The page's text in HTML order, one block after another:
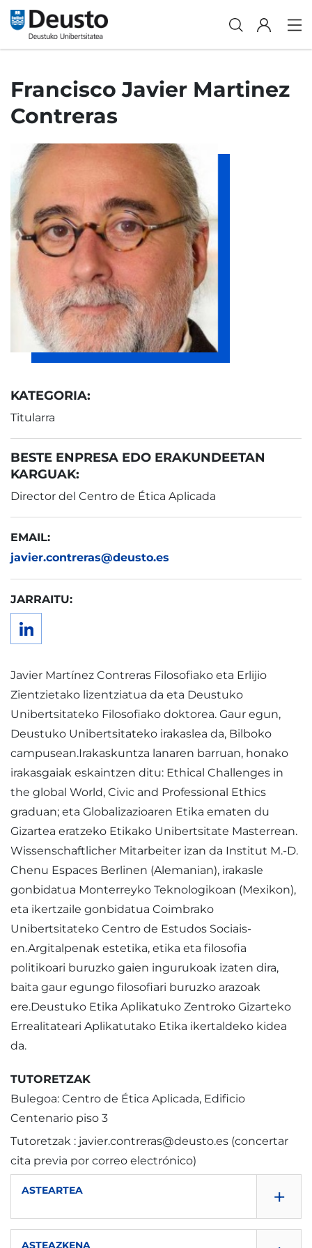
Francisco Javier Martinez
Contreras
KATEGORIA:
Titularra
BESTE ENPRESA EDO ERAKUNDEETAN
KARGUAK:
Director del Centro de Ética Aplicada
EMAIL:
javier.contreras@deusto.es
JARRAITU:
Javier Martínez Contreras Filosofiako eta Erlijio
Zientzietako lizentziatua da eta Deustuko
Unibertsitateko Filosofiako doktorea. Gaur egun,
Deustuko Unibertsitateko irakaslea da, Bilboko
campusean.Irakaskuntza lanaren barruan, honako
irakasgaiak eskaintzen ditu: Ethical Challenges in
the global World, Civic and Professional Ethics
graduan; eta Globalizazioaren Etika ematen du
Gizartea eratzeko Etikako Unibertsitate Masterrean.
Wissenschaftlicher Mitarbeiter izan da Institut M.-D.
Chenu Espaces Berlinen (Alemanian), irakasle
gonbidatua Monterreyko Teknologikoan (Mexikon),
eta ikertzaile gonbidatua Coimbrako
Unibertsitateko Centro de Estudos Sociais-
en.Argitalpenak estetika, etika eta filosofia
politikoari buruzko gaien ingurukoak izaten dira,
baita gaur egungo filosofiari buruzko arazoak
ere.Deustuko Etika Aplikatuko Zentroko Gizarteko
Errealitateari Aplikatutako Etika ikertaldeko kidea
da.
TUTORETZAK
Bulegoa: Centro de Ética Aplicada, Edificio
Centenario piso 3
Tutoretzak : javier.contreras@deusto.es (concertar
cita previa por correo electrónico)
ASTEARTEA +
ASTEAZKENA